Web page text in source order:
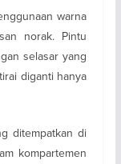
warna
norak. Pintu
selasar yang
diganti hanya
ditempatkan di
kompartemen